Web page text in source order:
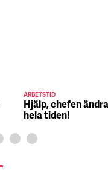
ARBETSTID
Hjälp, chefen
hela tiden!